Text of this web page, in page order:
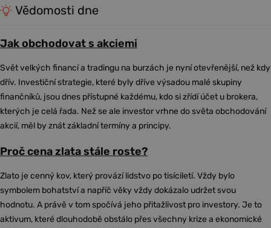
Vědomosti dne
Jak obchodovat s akciemi
Svět velkých financí a tradingu na burzách je nyní otevřenější, než kdy
dřív. Investiční strategie, které byly dříve výsadou malé skupiny
finančníků, jsou dnes přístupné každému, kdo si zřídí účet u brokera,
kterých je celá řada. Než se ale investor vrhne do světa obchodování
akcií, měl by znát základní termíny a principy.
Proč cena zlata stále roste?
Zlato je cenný kov, který provází lidstvo po tisíciletí. Vždy bylo
symbolem bohatství a napříč věky vždy dokázalo udržet svou
hodnotu. A právě v tom spočívá jeho přitažlivost pro investory. Je to
aktivum, které dlouhodobě obstálo přes všechny krize a ekonomické